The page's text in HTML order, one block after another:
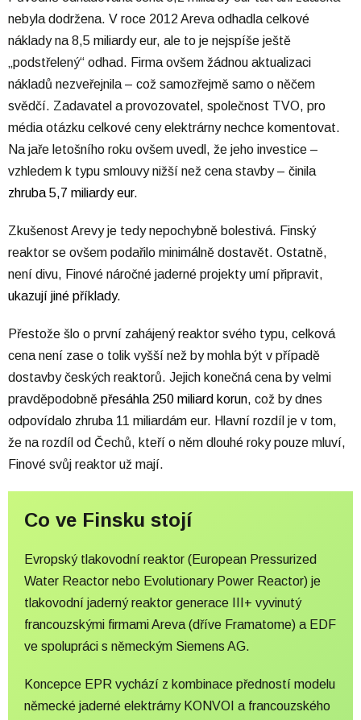
nebyla dodržena. V roce 2012 Areva odhadla celkové
náklady na 8,5 miliardy eur, ale to je nejspíše ještě
„podstřelený“ odhad. Firma ovšem žádnou aktualizaci
nákladů nezveřejnila – což samozřejmě samo o něčem
svědčí. Zadavatel a provozovatel, společnost TVO, pro
média otázku celkové ceny elektrárny nechce komentovat.
Na jaře letošního roku ovšem uvedl, že jeho investice –
vzhledem k typu smlouvy nižší než cena stavby – činila
zhruba 5,7 miliardy eur.
Zkušenost Arevy je tedy nepochybně bolestivá. Finský
reaktor se ovšem podařilo minimálně dostavět. Ostatně,
není divu, Finové náročné jaderné projekty umí připravit,
ukazují jiné příklady.
Přestože šlo o první zahájený reaktor svého typu, celková
cena není zase o tolik vyšší než by mohla být v případě
dostavby českých reaktorů. Jejich konečná cena by velmi
pravděpodobně přesáhla 250 miliard korun, což by dnes
odpovídalo zhruba 11 miliardám eur. Hlavní rozdíl je v tom,
že na rozdíl od Čechů, kteří o něm dlouhé roky pouze mluví,
Finové svůj reaktor už mají.
Co ve Finsku stojí
Evropský tlakovodní reaktor (European Pressurized
Water Reactor nebo Evolutionary Power Reactor) je
tlakovodníjaderný reaktor generace III+ vyvinutý
francouzskými firmamiAreva(dříve Framatome) a EDF
ve spolupráci s německým Siemens AG.
Koncepce EPR vychází z kombinace předností modelu
německé jaderné elektrárnyKONVOI a francouzského